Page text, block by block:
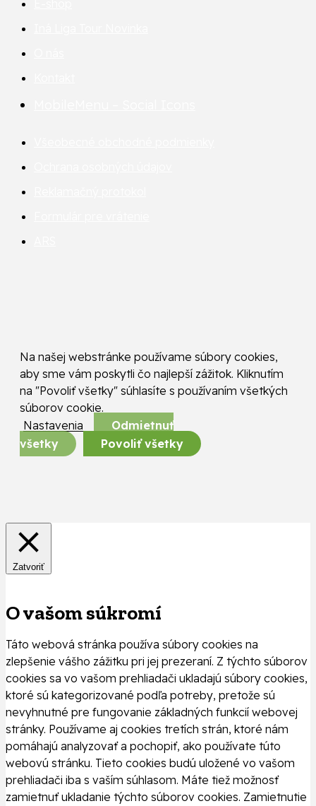
Na našej webstránke používame súbory cookies,
aby sme vám poskytli čo najlepší zážitok. Kliknutím
na "Povoliť všetky" súhlasíte s používaním všetkých
súborov cookie.
Nastavenia
Odmietnuť
všetky
Povoliť všetky
Zatvoriť
O vašom súkromí
Táto webová stránka používa súbory cookies na
zlepšenie vášho zážitku pri jej prezeraní. Z týchto súborov
cookies sa vo vašom prehliadači ukladajú súbory cookies,
ktoré sú kategorizované podľa potreby, pretože sú
nevyhnutné pre fungovanie základných funkcií webovej
stránky. Používame aj cookies tretích strán, ktoré nám
pomáhajú analyzovať a pochopiť, ako používate túto
webovú stránku. Tieto cookies budú uložené vo vašom
prehliadači iba s vaším súhlasom. Máte tiež možnosť
zamietnuť ukladanie týchto súborov cookies. Zamietnutie